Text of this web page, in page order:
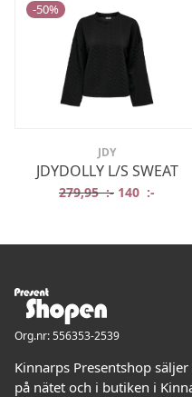
-50%
JDY
JDYDOLLY L/S SWEAT
279,95:- Det
140 :- Det
Org.nr: 556353-2539
Kinnarps Presentshop
på nätet och i butiken i